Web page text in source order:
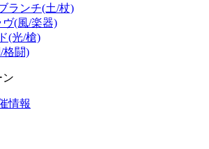
ランチ(土/杖)
(風/楽器)
(光/槍)
格闘)
ン
情報